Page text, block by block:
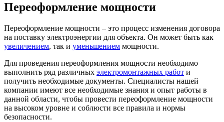
Переоформление мощности
Переоформление мощности – это процесс изменения договора
на поставку электроэнергии для объекта. Он может быть как
увеличением, так и уменьшением мощности.
Для проведения переоформления мощности необходимо
выполнить ряд различных электромонтажных работ и
получить необходимые документы. Специалисты нашей
компании имеют все необходимые знания и опыт работы в
данной области, чтобы провести переоформление мощности
на высоком уровне и соблюсти все правила и нормы
безопасности.